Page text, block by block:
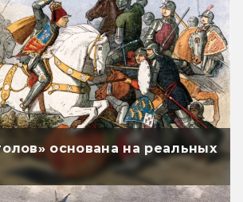
основана на реальных